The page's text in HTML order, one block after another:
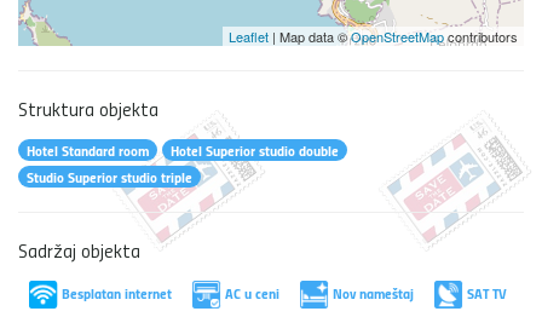
Leaflet | Map data ©OpenStreetMapcontributors
Struktura objekta
Hotel Standard room
Hotel Superior studio double
Studio Superior studio triple
Sadržaj objekta
Besplatan internet AC u ceni Nov nameštaj
SAT TV